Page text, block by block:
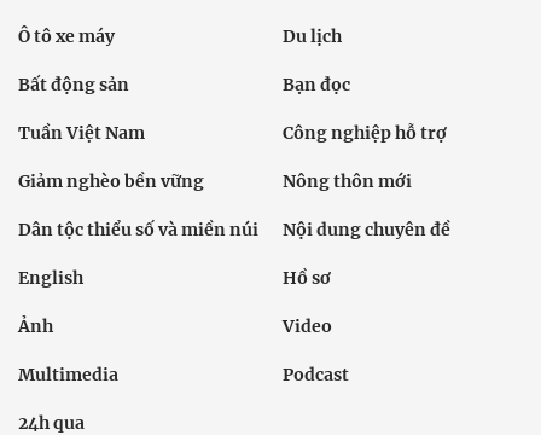
Ô tô xe máy Du lịch
Bất động sản Bạn đọc
Tuần Việt Nam Công nghiệp hỗ trợ
Giảm nghèo bền vững Nông thôn mới
Dân tộc thiểu số và miền núi Nội dung chuyên đề
English Hồ sơ
Ảnh Video
Multimedia Podcast
24h qua